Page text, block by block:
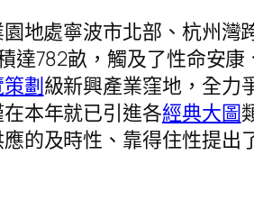
地處寧波市北部、杭州
達782畝，觸及了性命安
劃級新興產業窪地，全力
本年就已引進各經典大圖
的及時性、靠得住性提出